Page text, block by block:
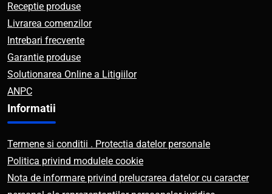
Receptie produse
Livrarea comenzilor
Intrebari frecvente
Garantie produse
Solutionarea Online a Litigiilor
ANPC
Informatii
Termene si conditii . Protectia datelor personale
Politica privind modulele cookie
Nota de informare privind prelucrarea datelor cu caracter